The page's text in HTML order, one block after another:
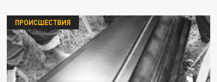
ПРОИСШЕСТВИЯ